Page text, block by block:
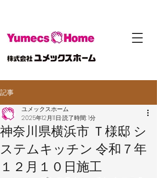
記事
神奈川県横浜市 Ｔ様邸 シ
ステムキッチン 令和７年
１２月１０日施工
ユメックスホーム
2025年12月11日 読了時間: 1分